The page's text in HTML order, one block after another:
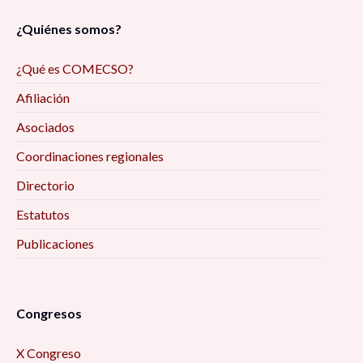
¿Quiénes somos?
¿Qué es COMECSO?
Afiliación
Asociados
Coordinaciones regionales
Directorio
Estatutos
Publicaciones
Congresos
X Congreso